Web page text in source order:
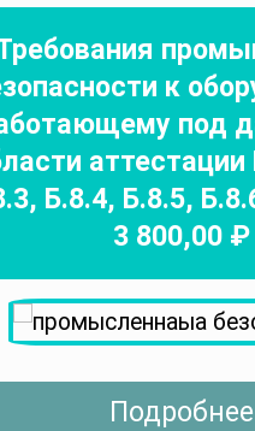
к
под
аттестации
Б.8.4, Б.8.5,
3 800,00 ₽
Подробнее